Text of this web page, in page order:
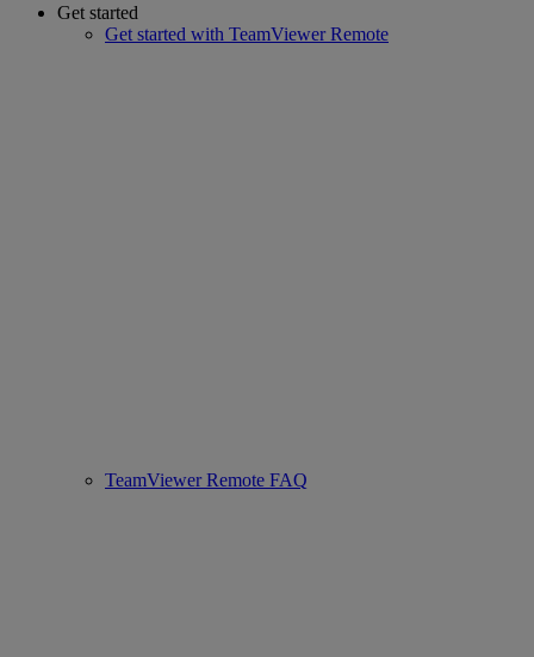
Get started
Get started with TeamViewer Remote
TeamViewer Remote FAQ